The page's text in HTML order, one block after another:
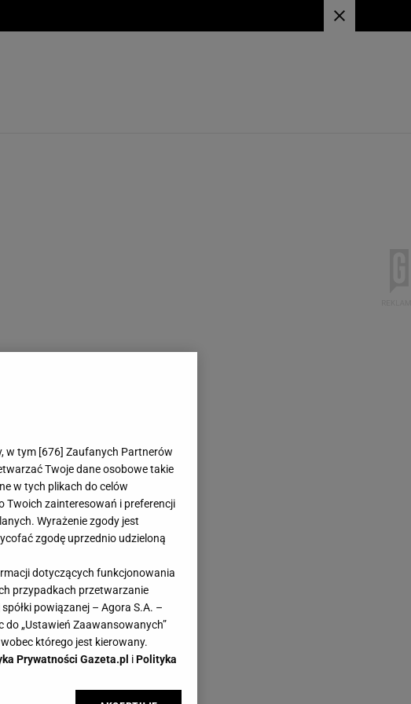
w tym [676] Zaufanych Partnerów
Twoje dane osobowe takie
w tych plikach do celów
Twoich zainteresowań i preferencji
Wyrażenie zgody jest
zgodę uprzednio udzieloną
dotyczących funkcjonowania
przypadkach przetwarzanie
powiązanej – Agora S.A. –
„Ustawień Zaawansowanych”
którego jest kierowany.
Prywatności Gazeta.pl iPolityka